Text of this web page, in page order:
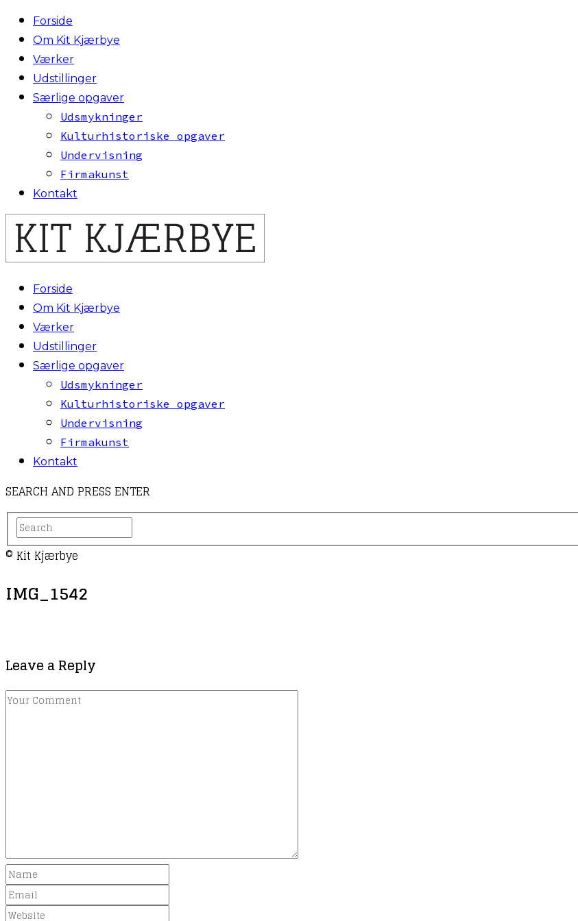
Forside
Om Kit Kjærbye
Værker
Udstillinger
Særlige opgaver
Udsmykninger
Kulturhistoriske opgaver
Undervisning
Firmakunst
Kontakt
Forside
Om Kit Kjærbye
Værker
Udstillinger
Særlige opgaver
Udsmykninger
Kulturhistoriske opgaver
Undervisning
Firmakunst
Kontakt
SEARCH AND PRESS ENTER
© Kit Kjærbye
IMG_1542
Leave a Reply